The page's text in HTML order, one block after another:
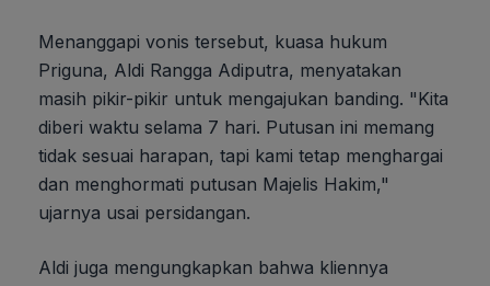
Menanggapi vonis tersebut, kuasa hukum
Priguna, Aldi Rangga Adiputra, menyatakan
masih pikir-pikir untuk mengajukan banding. "Kita
diberi waktu selama 7 hari. Putusan ini memang
tidak sesuai harapan, tapi kami tetap menghargai
dan menghormati putusan Majelis Hakim,"
ujarnya usai persidangan.
Aldi juga mengungkapkan bahwa kliennya